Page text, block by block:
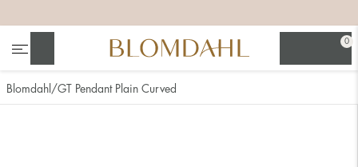
0
Blomdahl GT Pendant Plain Curved